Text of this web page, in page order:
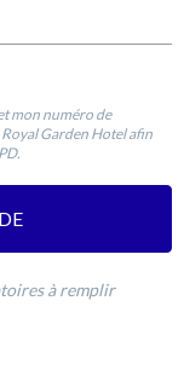
mon numéro de
Garden Hotel afin
à remplir